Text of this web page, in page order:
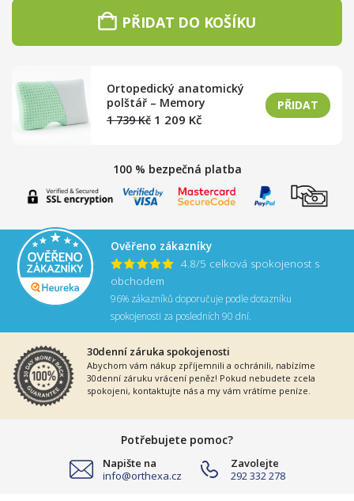
PŘIDAT DO KOŠÍKU
Ortopedický anatomický
polštář – Memory
1 739Kč 1 209 Kč
PŘIDAT
100 % bezpečná platba
Ověřeno zákazníky
4.8/5 celková spokojenost s
obchodem
96% zákazníků doporučuje podle dotazníku
spokojenosti za posledních 90 dní.
30denní záruka spokojenosti
Abychom vám nákup zpříjemnili a ochránili, nabízíme
30denní záruku vrácení peněz! Pokud nebudete zcela
spokojeni, kontaktujte nás a my vám vrátíme peníze.
Potřebujete pomoc?
Napište na
info@orthexa.cz
Zavolejte
292 332 278